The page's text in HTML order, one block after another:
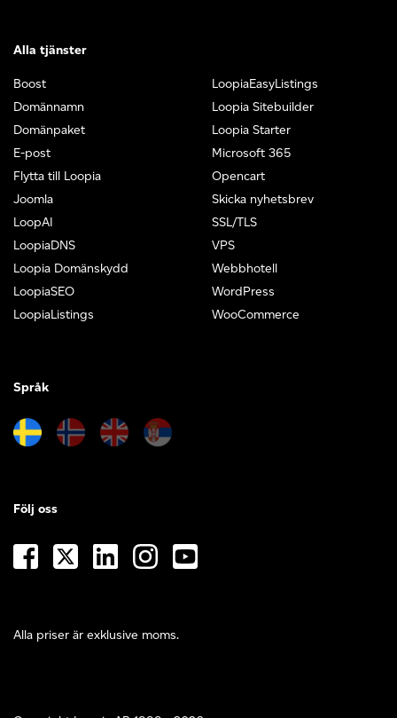
Alla tjänster
Boost
Domännamn
Domänpaket
E-post
Flytta till Loopia
Joomla
LoopAI
LoopiaDNS
Loopia Domänskydd
LoopiaSEO
LoopiaListings
LoopiaEasyListings
Loopia Sitebuilder
Loopia Starter
Microsoft 365
Opencart
Skicka nyhetsbrev
SSL/TLS
VPS
Webbhotell
WordPress
WooCommerce
Språk
Alla priser är exklusive moms.
Följ oss